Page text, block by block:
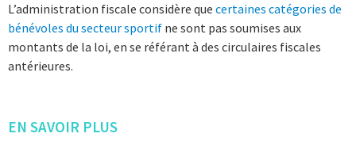
L’administration fiscale considère que certaines catégories de
bénévoles du secteur sportif ne sont pas soumises aux
montants de la loi, en se référant à des circulaires fiscales
antérieures.
EN SAVOIR PLUS